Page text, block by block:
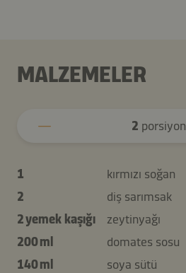
MALZEMELER
2 porsiyon
1
kırmızı soğan
2
diş sarımsak
2 yemek kaşığı
zeytinyağı
200 ml
domates sosu
140 ml
soya sütü